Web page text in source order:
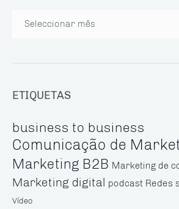
ETIQUETAS
business to business
Comunicação de
Marketing B2B Marketing de
Marketing digital podcast Redes
Vídeo